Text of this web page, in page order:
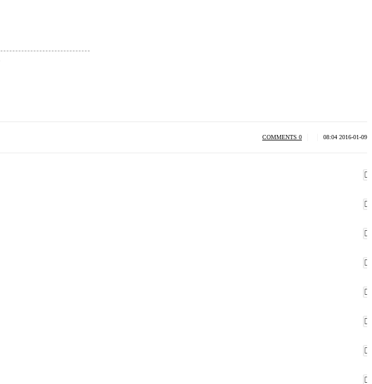
2016-01-09 08:04
0 COMMENTS